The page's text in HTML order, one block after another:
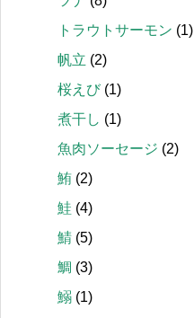
トラウトサーモン (1)
帆立 (2)
桜えび(1)
煮干し (1)
魚肉ソーセージ (2)
鮪 (2)
鮭 (4)
鯖 (5)
鯛 (3)
鰯 (1)